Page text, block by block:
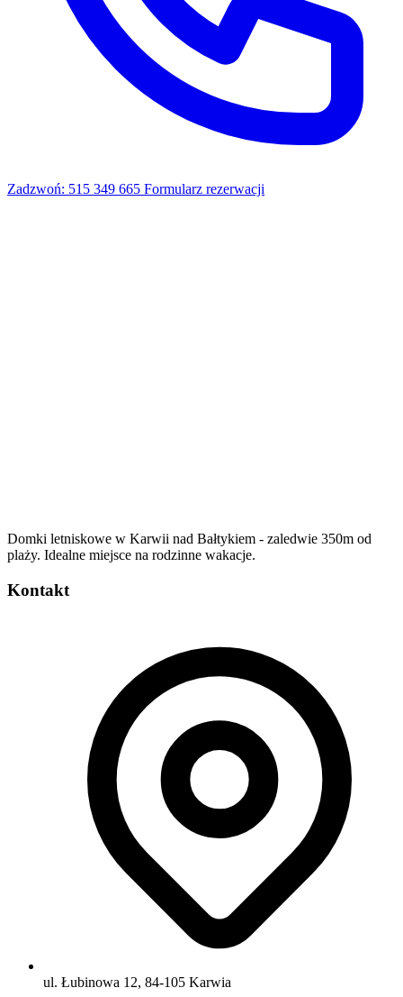
Zadzwoń: 515 349 665 Formularz rezerwacji
Domki letniskowe w Karwii nad Bałtykiem - zaledwie 350m od
plaży. Idealne miejsce na rodzinne wakacje.
Kontakt
ul. Łubinowa 12, 84-105 Karwia